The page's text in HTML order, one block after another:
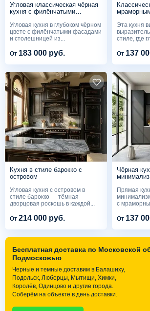
Угловая классическая чёрная
кухня с филёнчатыми
Угловая кухня в глубоком чёрном
цвете с филёнчатыми фасадами
и столешницей из...
От 183 000 руб.
Эта кухня
стиле, где
От 137
Кухня в стиле барокко с
островом
Угловая кухня с островом в
стиле барокко — тёмная
дворцовая роскошь в каждой...
От 214 000 руб.
Чёрная
Прямая
с
От 137
Бесплатная доставка по Московской
Подмосковью
Черные и темные доставим в Балашиху,
Подольск, Люберцы, Мытищи, Химки,
Королёв, Одинцово и другие города.
Соберём на объекте в день доставки.